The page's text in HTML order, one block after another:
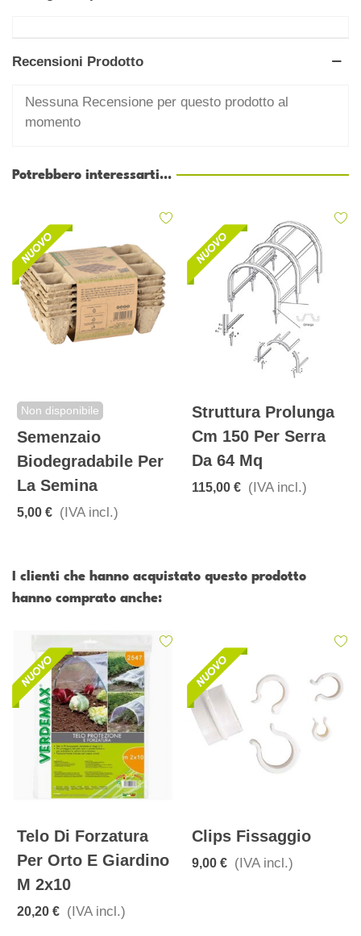
Recensioni Prodotto
Nessuna Recensione per questo prodotto al
momento
Potrebbero interessarti...
Non disponibile
Semenzaio
Biodegradabile Per
La Semina
5,00 € (IVA incl.)
Struttura Prolunga
Cm 150 Per Serra
Da 64 Mq
115,00 € (IVA incl.)
I clienti che hanno acquistato questo prodotto
hanno comprato anche:
Telo Di Forzatura
Per Orto E Giardino
M 2x10
20,20 € (IVA incl.)
Clips Fissaggio
9,00 € (IVA incl.)